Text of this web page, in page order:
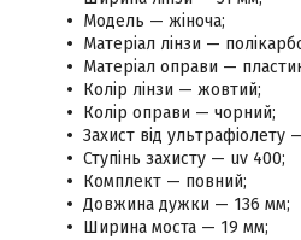
Модель — жіноча;
Матеріал лінзи —
Матеріал оправи —
Колір лінзи — жовтий;
Колір оправи — чорний;
Захист від ультрафіолету
Ступінь захисту — uv 400;
Комплект — повний;
Довжина дужки — 136 мм;
Ширина моста — 19 мм;